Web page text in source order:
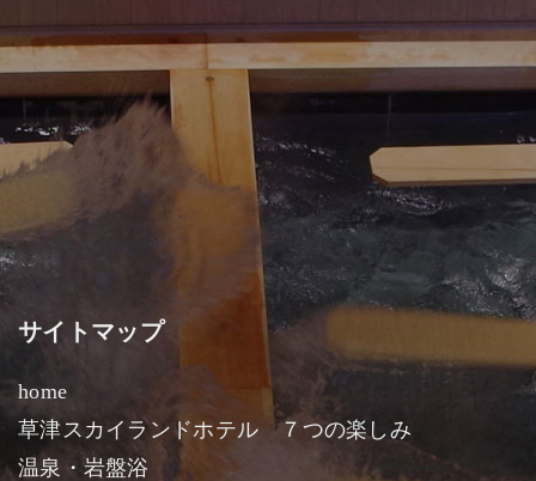
サイトマップ
home
草津スカイランドホテル ７つの楽しみ
温泉・岩盤浴